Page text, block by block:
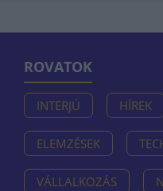
ROVATOK
INTERJÚ HÍREK
ELEMZÉSEK
VÁLLALKOZÁS